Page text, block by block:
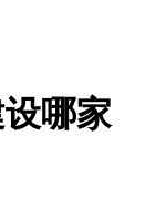
哪家